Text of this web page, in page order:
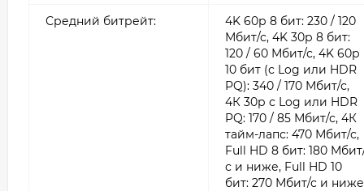
Средний битрейт:
4K 60р 8 бит: 230 / 120
Мбит/с, 4K 30р 8 бит:
120 / 60 Мбит/с, 4K 60р
10 бит (с Log или HDR
PQ): 340 / 170 Мбит/с,
4К 30р с Log или HDR
PQ: 170 / 85 Мбит/с, 4К
тайм-лапс: 470 Мбит/с,
Full HD 8 бит: 180
с и ниже, Full HD 10
бит: 270 Мбит/с и ниже